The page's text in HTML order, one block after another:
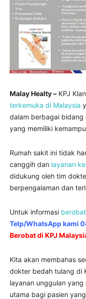
Malay Healty – KPJ
terkemuka di Malaysia
dalam berbagai
yang memiliki
Rumah sakit ini tidak
canggih dan layanan
didukung oleh tim
berpengalaman dan
Untuk informasi
Telp/WhatsApp kami
Berobat di KPJ
Kita akan membahas
dokter bedah tulang di
layanan unggulan yang
utama bagi pasien